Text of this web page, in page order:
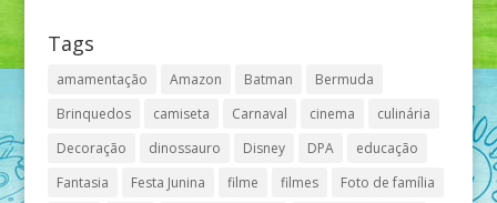
Tags
amamentação Amazon Batman
Bermuda
Brinquedos
camiseta Carnaval cinema
culinária
Decoração
dinossauro Disney DPA
educação
Fantasia
Festa Junina filme filmes
Foto de família